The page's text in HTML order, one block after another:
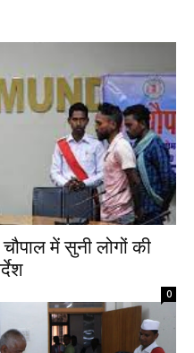
में सुनी लोगों की
0